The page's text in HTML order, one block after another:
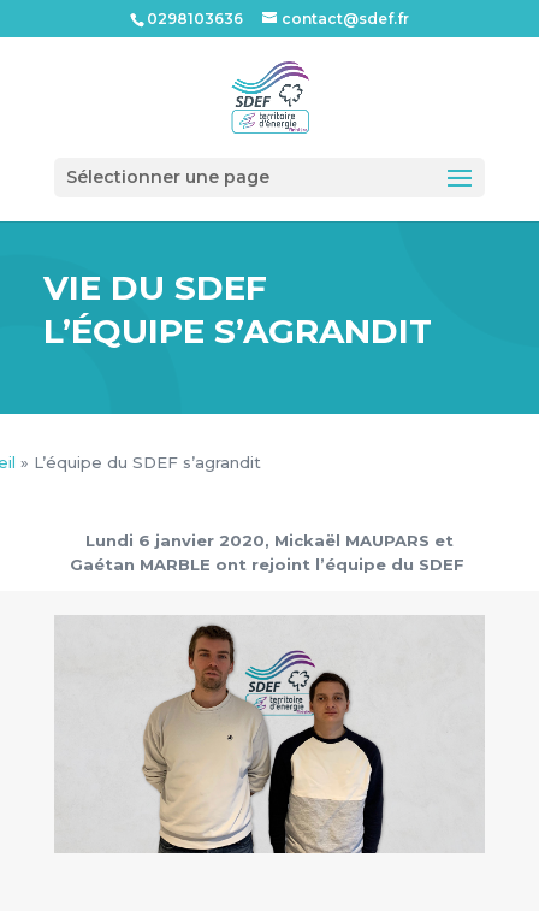
0298103636 contact@sdef.fr
Sélectionner une page
VIE DU SDEF
L’ÉQUIPE S’AGRANDIT
» L’équipe du SDEF s’agrandit
Lundi 6 janvier 2020, Mickaël MAUPARS et
Gaétan MARBLE ont rejoint l’équipe du SDEF